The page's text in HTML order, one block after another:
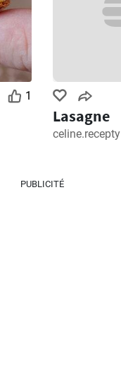
1
Lasagne
celine.recepty
PUBLICITÉ